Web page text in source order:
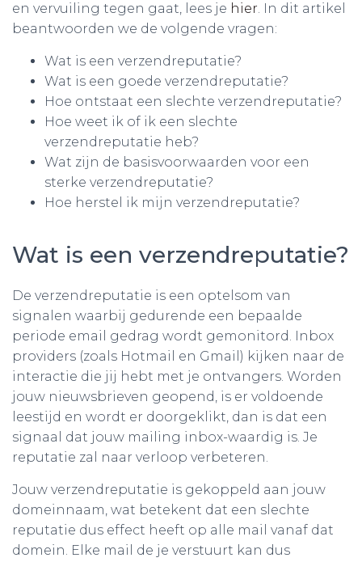
en vervuiling tegen gaat, lees je hier. In dit artikel
beantwoorden we de volgende vragen:
Wat is een verzendreputatie?
Wat is een goede verzendreputatie?
Hoe ontstaat een slechte verzendreputatie?
Hoe weet ik of ik een slechte
verzendreputatie heb?
Wat zijn de basisvoorwaarden voor een
sterke verzendreputatie?
Hoe herstel ik mijn verzendreputatie?
Wat is een verzendreputatie?
De verzendreputatie is een optelsom van
signalen waarbij gedurende een bepaalde
periode email gedrag wordt gemonitord. Inbox
providers (zoals Hotmail en Gmail) kijken naar de
interactie die jij hebt met je ontvangers. Worden
jouw nieuwsbrieven geopend, is er voldoende
leestijd en wordt er doorgeklikt, dan is dat een
signaal dat jouw mailing inbox-waardig is. Je
reputatie zal naar verloop verbeteren.
Jouw verzendreputatie is gekoppeld aan jouw
domeinnaam, wat betekent dat een slechte
reputatie dus effect heeft op alle mail vanaf dat
domein. Elke mail de je verstuurt kan dus